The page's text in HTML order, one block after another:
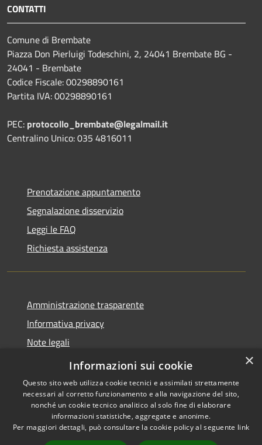
CONTATTI
Comune di Brembate
Piazza Don Pierluigi Todeschini, 2, 24041 Brembate BG -
24041 - Brembate
Codice Fiscale: 00298890161
Partita IVA: 00298890161
PEC: protocollo_brembate@legalmail.it
Centralino Unico: 035 4816011
Prenotazione appuntamento
Segnalazione disservizio
Leggi le FAQ
Richiesta assistenza
Amministrazione trasparente
Informativa privacy
Note legali
Dichiarazione di accessibilità
Accessibilità
Copyright © 2026 • Comune di
Brembate • Powered by
×
Informazioni sui cookie
Questo sito web utilizza cookie tecnici e assimilati strettamente
necessari al corretto funzionamento e alla navigazione del sito,
nonché un cookie tecnico analitico al solo fine di elaborare
informazioni statistiche, aggregate e anonime.
Per maggiori dettagli, può consultare la cookie policy al seguente link